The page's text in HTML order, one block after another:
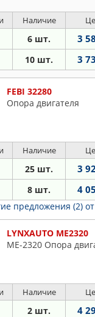
Наличие
6 шт. 3
10 шт. 3
FEBI 32280
Опора двигателя
Наличие
25 шт. 3
8 шт. 4
предложения (2)
LYNXAUTO ME2320
ME-2320 Опора
Наличие
2 шт. 4